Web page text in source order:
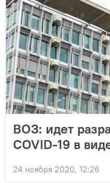
ВОЗ: идет
COVID-19 в
24 ноября 2020, 12:26